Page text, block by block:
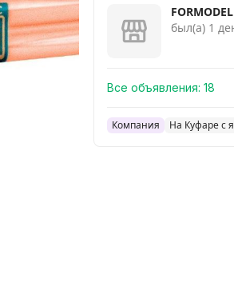
FORMODEL
был(а) 1
Все объявления: 18
Компания На Куфаре с